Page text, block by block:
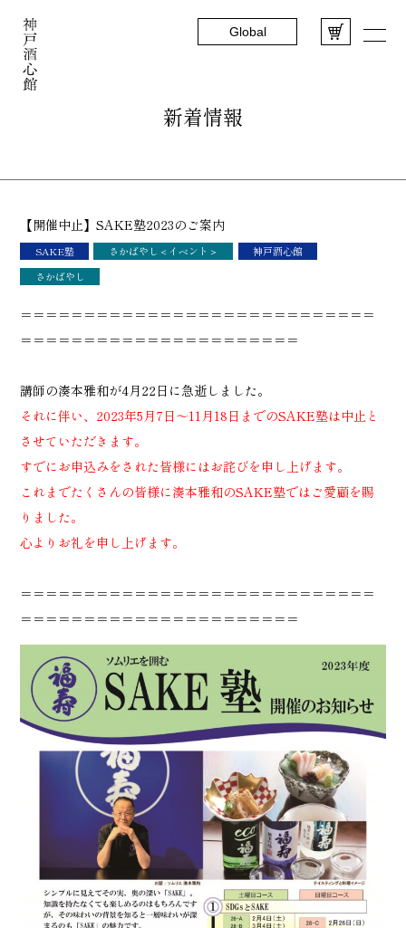
Global
新着情報
【開催中止】SAKE塾2023のご案内
SAKE塾 さかばやし＜イベント＞
神戸酒心館
さかばやし
＝＝＝＝＝＝＝＝＝＝＝＝＝＝＝＝＝＝＝＝＝＝＝＝＝＝＝＝
＝＝＝＝＝＝＝＝＝＝＝＝＝＝＝＝＝＝＝＝＝＝
講師の湊本雅和が4月22日に急逝しました。
それに伴い、2023年5月7日～11月18日までのSAKE塾は中止と
させていただきます。
すでにお申込みをされた皆様にはお詫びを申し上げます。
これまでたくさんの皆様に湊本雅和のSAKE塾ではご愛顧を賜
りました。
心よりお礼を申し上げます。
＝＝＝＝＝＝＝＝＝＝＝＝＝＝＝＝＝＝＝＝＝＝＝＝＝＝＝＝
＝＝＝＝＝＝＝＝＝＝＝＝＝＝＝＝＝＝＝＝＝＝